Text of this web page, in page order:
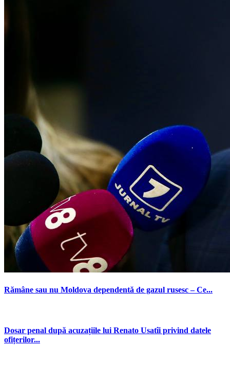
Rămâne sau nu Moldova dependentă de gazul rusesc – Ce...
Dosar penal după acuzațiile lui Renato Usatîi privind datele
ofițerilor...